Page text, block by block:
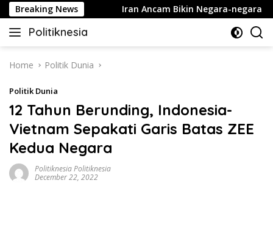
Skip
to
content
Breaking News
10 Buku! Iran Ancam Bikin Negara-negara
Politiknesia
Politiknesia.com
Home Politik Dunia
Politik Dunia
12 Tahun Berunding, Indonesia-
Vietnam Sepakati Garis Batas ZEE
Kedua Negara
Politiknesia Politiknesia
December 22, 2022